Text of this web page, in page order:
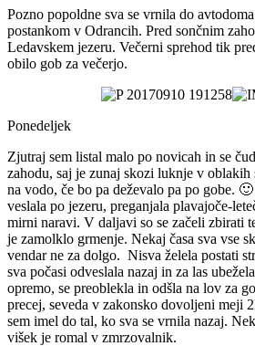
Pozno popoldne sva se vrnila do
postankom v Odrancih. Pred sončnim
Ledavskem jezeru. Večerni sprehod tik
obilo gob za večerjo.
Ponedeljek
Zjutraj sem listal malo po novicah in se
zahodu, saj je zunaj skozi luknje v oblakih
na vodo, če bo pa deževalo pa po gobe.
veslala po jezeru, preganjala plavajoče-
mirni naravi. V daljavi so se začeli zbirati
je zamolklo grmenje. Nekaj časa sva vse
vendar ne za dolgo. Nisva želela postati
sva počasi odveslala nazaj in za las
opremo, se preoblekla in odšla na lov za
precej, seveda v zakonsko dovoljeni meji
sem imel do tal, ko sva se vrnila nazaj.
višek je romal v zmrzovalnik.